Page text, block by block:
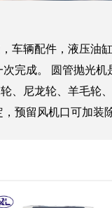
车辆配件，液压油
完成。 圆管抛光
、尼龙轮、羊毛轮
预留风机口可加装